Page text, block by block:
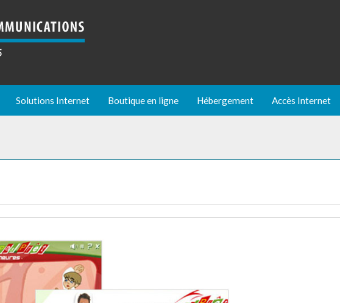
Solutions Internet Boutique en ligne Hébergement Accès Internet